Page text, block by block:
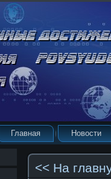
Главная Новости
<< На